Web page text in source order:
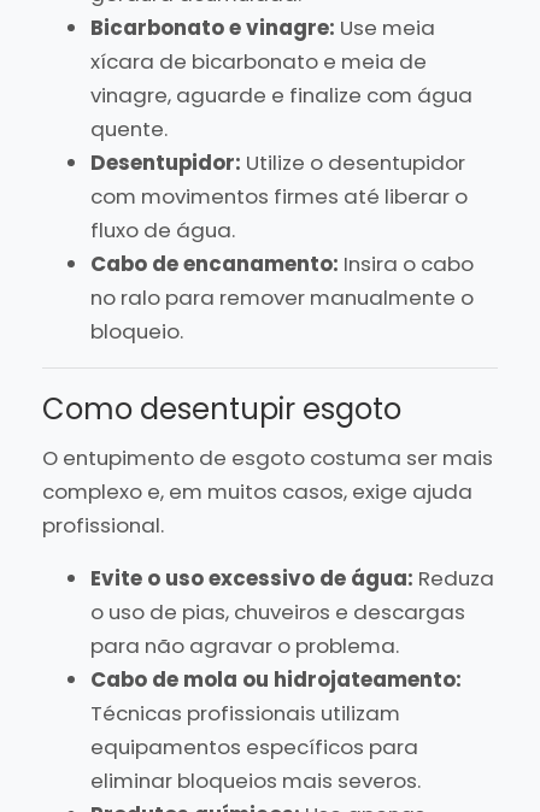
Bicarbonato e vinagre: Use meia
xícara de bicarbonato e meia de
vinagre, aguarde e finalize com água
quente.
Desentupidor: Utilize o desentupidor
com movimentos firmes até liberar o
fluxo de água.
Cabo de encanamento: Insira o cabo
no ralo para remover manualmente o
bloqueio.
Como desentupir esgoto
O entupimento de esgoto costuma ser mais
complexo e, em muitos casos, exige ajuda
profissional.
Evite o uso excessivo de água: Reduza
o uso de pias, chuveiros e descargas
para não agravar o problema.
Cabo de mola ou hidrojateamento:
Técnicas profissionais utilizam
equipamentos específicos para
eliminar bloqueios mais severos.